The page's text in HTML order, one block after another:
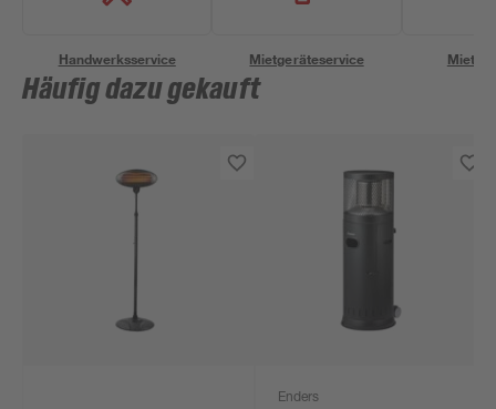
Handwerksservice Mietgeräteservice
Häufig dazu gekauft
Enders